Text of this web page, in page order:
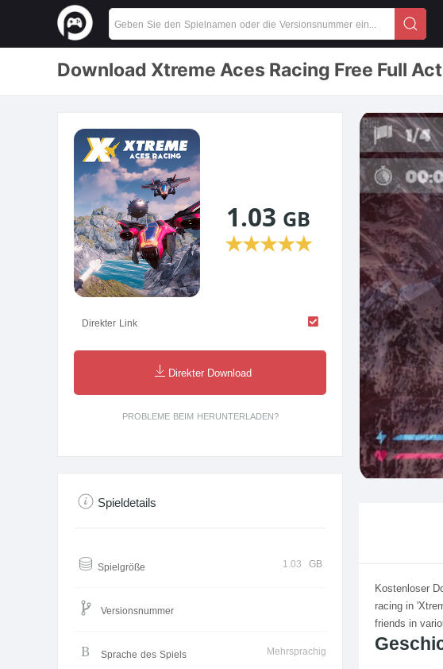
Download Xtreme Aces Racing Free Full
Kostenloser
racing in
friends in
1.03 GB
★★★★★
Direkter Link
Direkter Download
PROBLEME BEIM HERUNTERLADEN?
Spieldetails
Spielgröße 1.03 GB
Versionsnummer
Sprache des Spiels Mehrsprachig